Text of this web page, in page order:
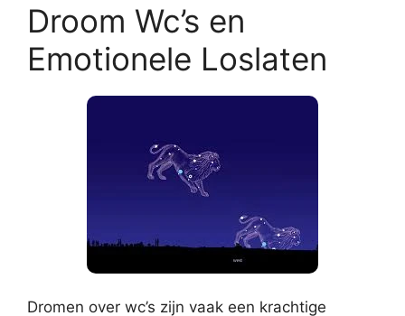
Droom Wc’s en
Emotionele Loslaten
Dromen over wc’s zijn vaak een krachtige